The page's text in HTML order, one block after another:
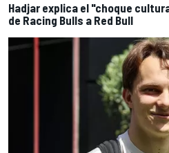
Hadjar explica el "choque
de Racing Bulls a Red Bull